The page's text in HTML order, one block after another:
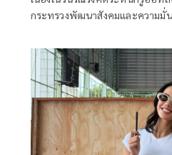
กระทรวงพัฒนาสังคมและความมั่
เครือข่าย เดินหน้าขับเคลื่อนสังคม
ยอมรับความแตกต่าง